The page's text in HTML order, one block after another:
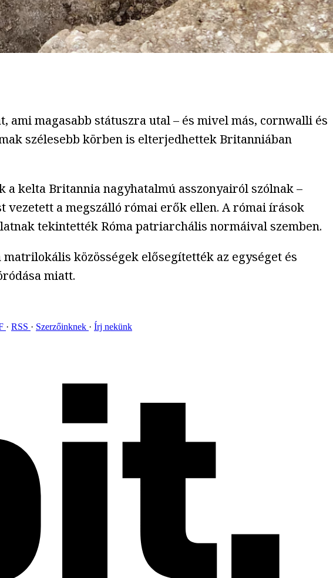
magasabb státuszra utal – és mivel más, cornwalli és
szélesebb körben is elterjedhettek Britanniában
kelta Britannia nagyhatalmú asszonyairól szólnak –
a megszálló római erők ellen. A római írások
tekintették Róma patriarchális normáival szemben.
közösségek elősegítették az egységet és
miatt.
RSS Szerzőinknek Írj nekünk